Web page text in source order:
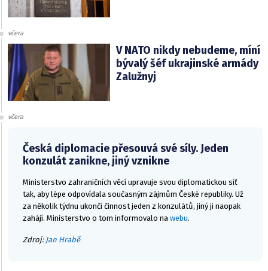
včera
V NATO nikdy nebudeme, míní
bývalý šéf ukrajinské armády
Zalužnyj
včera
Česká diplomacie přesouvá své síly. Jeden
konzulát zanikne, jiný vznikne
Ministerstvo zahraničních věcí upravuje svou diplomatickou síť
tak, aby lépe odpovídala současným zájmům České republiky. Už
za několik týdnu ukončí činnost jeden z konzulátů, jiný ji naopak
zahájí. Ministerstvo o tom informovalo na webu.
Zdroj: Jan Hrabě